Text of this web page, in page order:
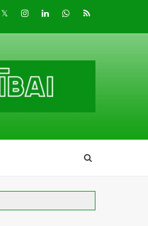
TwitterInstagram
LinkedInwhatsapp
RSS